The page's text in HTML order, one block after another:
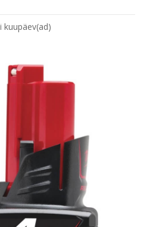
kuupäev(ad)